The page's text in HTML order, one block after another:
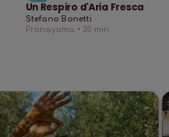
Un Respiro d'Aria Fresca
Stefano Bonetti
Pranayama • 20 min